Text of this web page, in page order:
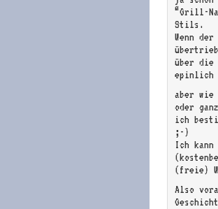
“Grill-
Stils.
Wenn
über die
epinlich
aber
oder
ich
;-)
Ich
(freie)
Also